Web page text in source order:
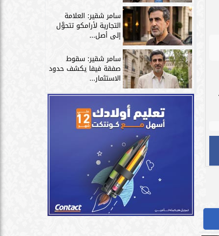
سامر شقير: العلامة
التجارية لأرامكو تتحوَّل
إلى أصل...
سامر شقير: سقوط
صفقة فيفا يكشف حدود
الاستثمار...